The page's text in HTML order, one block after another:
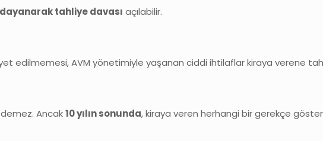
tahliye davası açılabilir.
edilmemesi, AVM yönetimiyle yaşanan ciddi ihtilaflar kiraya verene
Ancak10 yılın sonunda, kiraya veren herhangi bir gerekçe